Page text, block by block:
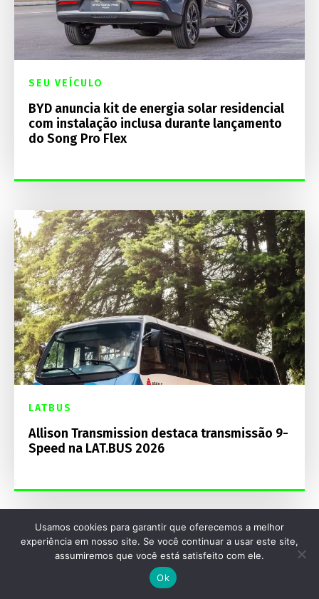
SEU VEÍCULO
BYD anuncia kit de energia solar residencial
com instalação inclusa durante lançamento
do Song Pro Flex
LATBUS
Allison Transmission destaca transmissão 9-
Speed na LAT.BUS 2026
Usamos cookies para garantir que oferecemos a melhor
experiência em nosso site. Se você continuar a usar este site,
assumiremos que você está satisfeito com ele.
Ok